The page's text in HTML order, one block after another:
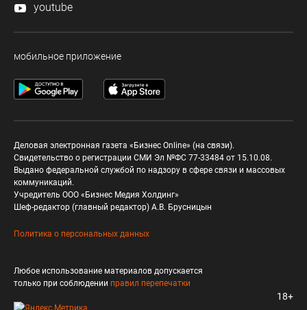
youtube
мобильное приложение
Деловая электронная газета «Бизнес Online» (на связи).
Свидетельство о регистрации СМИ Эл №ФС 77-33484 от 15.10.08.
Выдано федеральной службой по надзору в сфере связи и массовых
коммуникаций.
Учредитель ООО «Бизнес Медия Холдинг»
Шеф-редактор (главный редактор) А.В. Брусницын
Политика о персональных данных
Любое использование материалов допускается
только при соблюдении правил перепечатки
18+